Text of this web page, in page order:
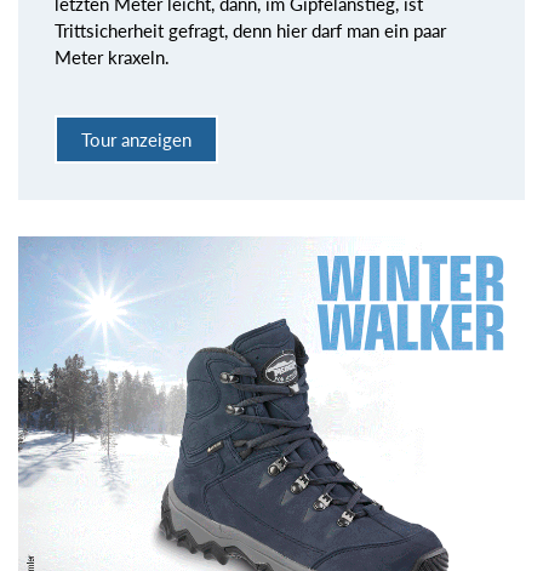
Trittsicherheit gefragt, denn hier darf man ein paar
Meter kraxeln.
Tour anzeigen